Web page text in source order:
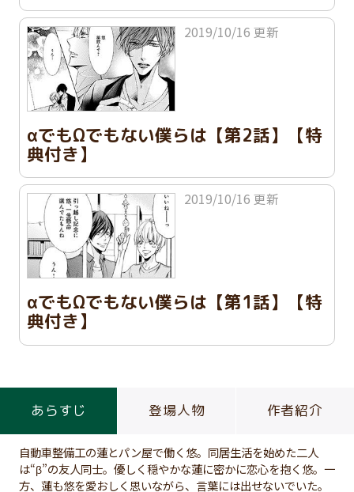
2019/10/16 更新
αでもΩでもない僕らは【第2話】【特
典付き】
2019/10/16 更新
αでもΩでもない僕らは【第1話】【特
典付き】
あらすじ 登場人物 作者紹介
自動車整備工の蓮とパン屋で働く悠。同居生活を始めた二人
は“β”の友人同士。優しく穏やかな蓮に密かに恋心を抱く悠。一
方、蓮も悠を愛おしく思いながら、言葉には出せないでいた。